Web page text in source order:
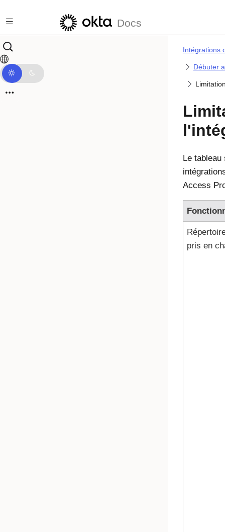
Docs
Intégrations
Débuter
Le
Access
pris en